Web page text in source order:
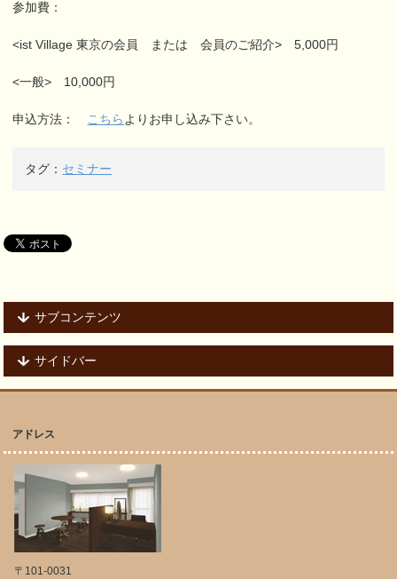
参加費：
<ist Village 東京の会員 または 会員のご紹介> 5,000円
<一般> 10,000円
申込方法： こちら よりお申し込み下さい。
タグ： セミナー
サブコンテンツ
サイドバー
アドレス
〒101-0031